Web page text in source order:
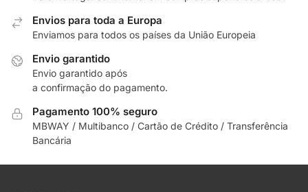
Envios para toda a Europa
Enviamos para todos os países da União Europeia
Envio garantido
Envio garantido após
a confirmação do pagamento.
Pagamento 100% seguro
MBWAY / Multibanco / Cartão de Crédito / Transferência
Bancária